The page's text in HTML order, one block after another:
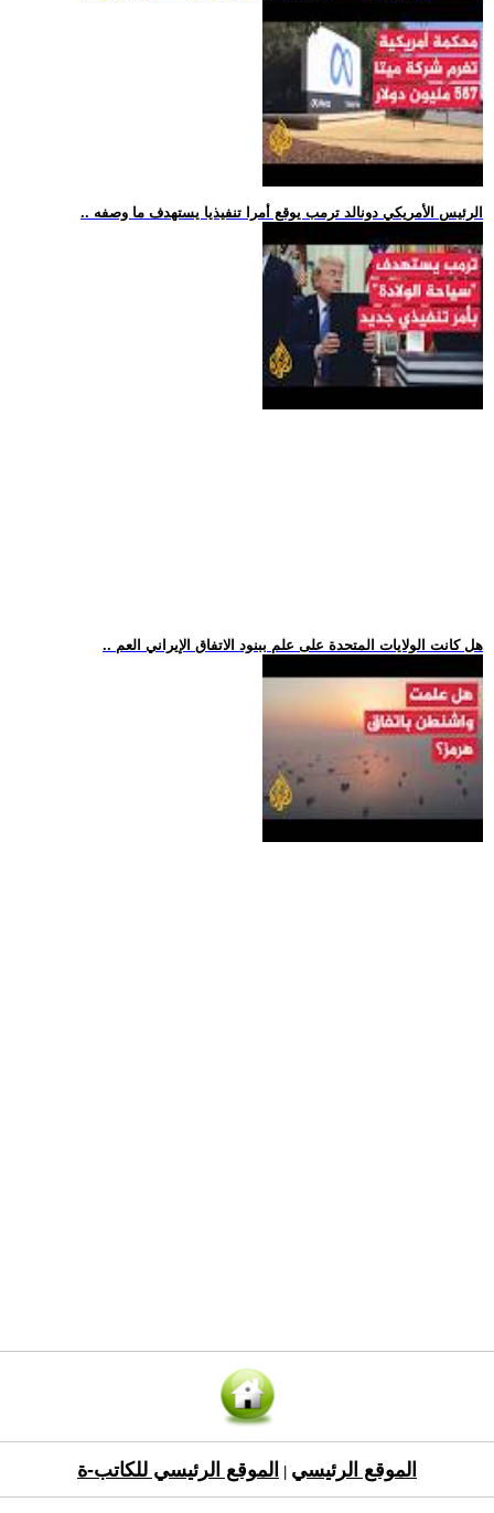
.. الرئيس الأمريكي دونالد ترمب يوقع أمرا تنفيذيا يستهدف ما وصفه
.. هل كانت الولايات المتحدة على علم ببنود الاتفاق الإيراني العم
الموقع الرئيسي الموقع الرئيسي للكاتب-ة